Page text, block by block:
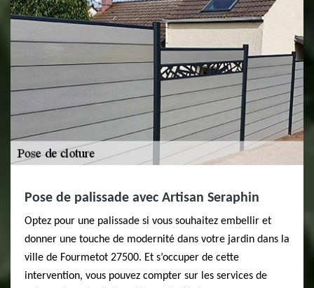
Pose de palissade avec Artisan Seraphin
Optez pour une palissade si vous souhaitez embellir et
donner une touche de modernité dans votre jardin dans la
ville de Fourmetot 27500. Et s’occuper de cette
intervention, vous pouvez compter sur les services de